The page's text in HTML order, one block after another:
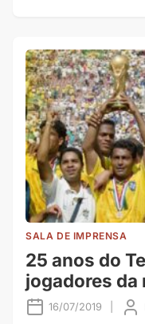
SALA DE IMPRENSA
25 anos do
jogadores da
16/07/2019